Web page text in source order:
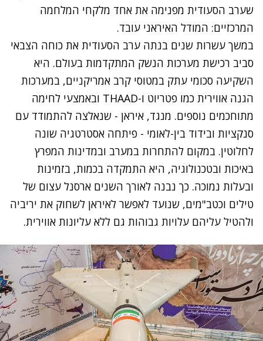
שערב הסעודית מפנימה את אחד מלקחי המלחמה
המרכזיים: המודל האיראני עובד.
במשך עשרות שנים בנתה ערב הסעודית את כוחה הצבאי
סביב רכישת מערכות הנשק המתקדמות בעולם. היא
השקיעה סכומי עתק במטוסי קרב אמריקניים, במערכות
הגנה אווירית כמו פטריוט ו-THAAD ובאמצעי לחימה
מתוחכמים נוספים. מנגד, איראן - שנאלצה להתמודד עם
סנקציות ובידוד בין-לאומי - פיתחה אסטרטגיה שונה
לחלוטין. במקום להתחרות במערב ובמדינות המפרץ
באיכות ובטכנולוגיה, היא התמקדה בכמות, בזמינות
ובעלות נמוכה. כך נבנה לאורך השנים ארסנל עצום של
טילים וכטב"מים, שנועד לאפשר לאיראן לשחוק את יריביה
ולהטיל עליהם עלויות גבוהות גם ללא עליונות אווירית.